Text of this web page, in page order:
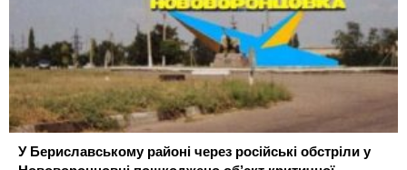
У Бериславському районі через російські обстріли у